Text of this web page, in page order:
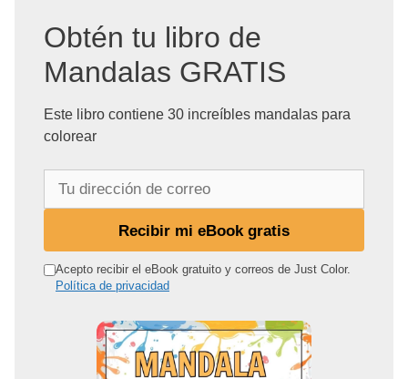
Obtén tu libro de
Mandalas GRATIS
Este libro contiene 30 increíbles mandalas para
colorear
r
Recibir mi eBook gratis
Acepto recibir el eBook gratuito y correos de Just Color.
Política de privacidad